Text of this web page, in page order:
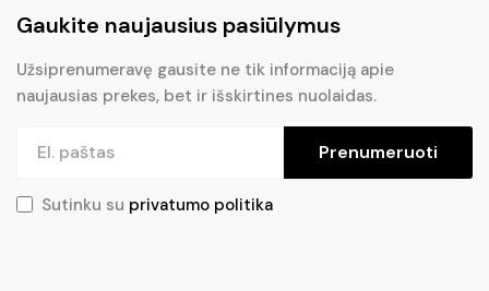
Gaukite naujausius pasiūlymus
Užsiprenumeravę gausite ne tik informaciją apie
naujausias prekes, bet ir išskirtines nuolaidas.
Prenumeruoti
Sutinku su privatumo politika